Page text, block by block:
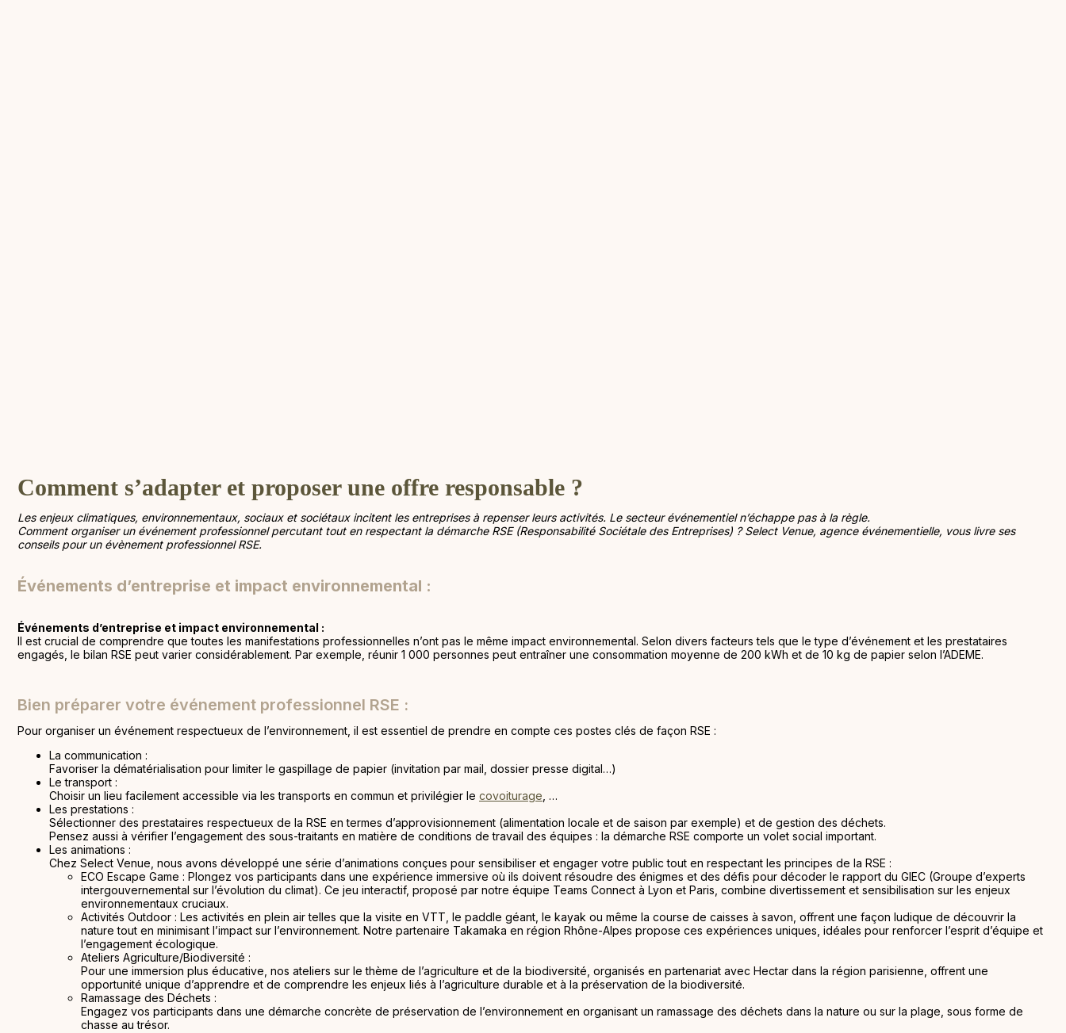
Comment s’adapter et proposer une offre responsable ?
Les enjeux climatiques, environnementaux, sociaux et sociétaux incitent les entreprises à repenser leurs activités. Le secteur événementiel n’échappe pas à la règle.
Comment organiser un événement professionnel percutant tout en respectant la démarche RSE (Responsabilité Sociétale des Entreprises) ? Select Venue, agence événementielle, vous livre ses
conseils pour un évènement professionnel RSE.
Événements d’entreprise et impact environnemental :
Événements d’entreprise et impact environnemental :
Il est crucial de comprendre que toutes les manifestations professionnelles n’ont pas le même impact environnemental. Selon divers facteurs tels que le type d’événement et les prestataires
engagés, le bilan RSE peut varier considérablement. Par exemple, réunir 1 000 personnes peut entraîner une consommation moyenne de 200 kWh et de 10 kg de papier selon l’ADEME.
Bien préparer votre événement professionnel RSE :
Pour organiser un événement respectueux de l’environnement, il est essentiel de prendre en compte ces postes clés de façon RSE :
La communication :
Favoriser la dématérialisation pour limiter le gaspillage de papier (invitation par mail, dossier presse digital…)
Le transport :
Choisir un lieu facilement accessible via les transports en commun et privilégier le covoiturage , …
Les prestations :
Sélectionner des prestataires respectueux de la RSE en termes d’approvisionnement (alimentation locale et de saison par exemple) et de gestion des déchets.
Pensez aussi à vérifier l’engagement des sous-traitants en matière de conditions de travail des équipes : la démarche RSE comporte un volet social important.
Les animations :
Chez Select Venue, nous avons développé une série d’animations conçues pour sensibiliser et engager votre public tout en respectant les principes de la RSE :
ECO Escape Game : Plongez vos participants dans une expérience immersive où ils doivent résoudre des énigmes et des défis pour décoder le rapport du GIEC (Groupe d’experts
intergouvernemental sur l’évolution du climat). Ce jeu interactif, proposé par notre équipe Teams Connect à Lyon et Paris, combine divertissement et sensibilisation sur les enjeux
environnementaux cruciaux.
Activités Outdoor : Les activités en plein air telles que la visite en VTT, le paddle géant, le kayak ou même la course de caisses à savon, offrent une façon ludique de découvrir la
nature tout en minimisant l’impact sur l’environnement. Notre partenaire Takamaka en région Rhône-Alpes propose ces expériences uniques, idéales pour renforcer l’esprit d’équipe et
l’engagement écologique.
Ateliers Agriculture/Biodiversité :
Pour une immersion plus éducative, nos ateliers sur le thème de l’agriculture et de la biodiversité, organisés en partenariat avec Hectar dans la région parisienne, offrent une
opportunité unique d’apprendre et de comprendre les enjeux liés à l’agriculture durable et à la préservation de la biodiversité.
Ramassage des Déchets :
Engagez vos participants dans une démarche concrète de préservation de l’environnement en organisant un ramassage des déchets dans la nature ou sur la plage, sous forme de
chasse au trésor.